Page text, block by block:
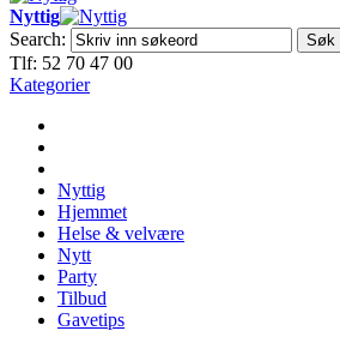
Nyttig
Search:
Søk
Tlf: 52 70 47 00
Kategorier
Nyttig
Hjemmet
Helse & velvære
Nytt
Party
Tilbud
Gavetips